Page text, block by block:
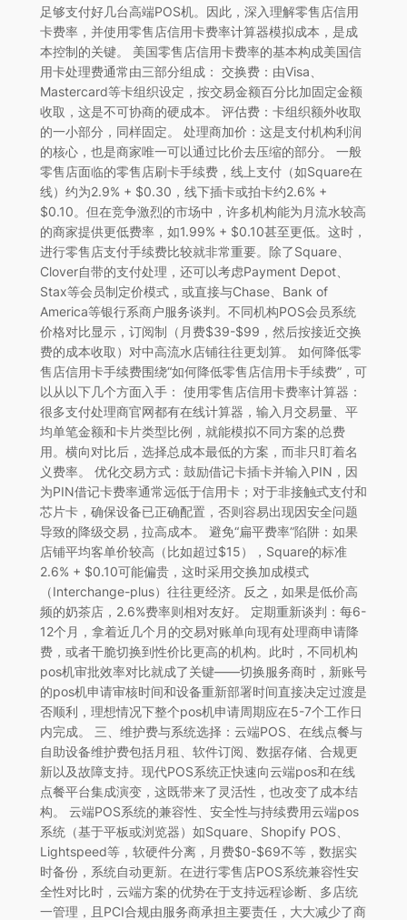
足够支付好几台高端POS机。因此，深入理解零售店信用
卡费率，并使用零售店信用卡费率计算器模拟成本，是成
本控制的关键。 美国零售店信用卡费率的基本构成美国信
用卡处理费通常由三部分组成： 交换费：由Visa、
Mastercard等卡组织设定，按交易金额百分比加固定金额
收取，这是不可协商的硬成本。 评估费：卡组织额外收取
的一小部分，同样固定。 处理商加价：这是支付机构利润
的核心，也是商家唯一可以通过比价去压缩的部分。 一般
零售店面临的零售店刷卡手续费，线上支付（如Square在
线）约为2.9% + $0.30，线下插卡或拍卡约2.6% +
$0.10。但在竞争激烈的市场中，许多机构能为月流水较高
的商家提供更低费率，如1.99% + $0.10甚至更低。这时，
进行零售店支付手续费比较就非常重要。除了Square、
Clover自带的支付处理，还可以考虑Payment Depot、
Stax等会员制定价模式，或直接与Chase、Bank of
America等银行系商户服务谈判。不同机构POS会员系统
价格对比显示，订阅制（月费$39-$99，然后按接近交换
费的成本收取）对中高流水店铺往往更划算。 如何降低零
售店信用卡手续费围绕“如何降低零售店信用卡手续费”，可
以从以下几个方面入手： 使用零售店信用卡费率计算器：
很多支付处理商官网都有在线计算器，输入月交易量、平
均单笔金额和卡片类型比例，就能模拟不同方案的总费
用。横向对比后，选择总成本最低的方案，而非只盯着名
义费率。 优化交易方式：鼓励借记卡插卡并输入PIN，因
为PIN借记卡费率通常远低于信用卡；对于非接触式支付和
芯片卡，确保设备已正确配置，否则容易出现因安全问题
导致的降级交易，拉高成本。 避免“扁平费率”陷阱：如果
店铺平均客单价较高（比如超过$15），Square的标准
2.6% + $0.10可能偏贵，这时采用交换加成模式
（Interchange-plus）往往更经济。反之，如果是低价高
频的奶茶店，2.6%费率则相对友好。 定期重新谈判：每6-
12个月，拿着近几个月的交易对账单向现有处理商申请降
费，或者干脆切换到性价比更高的机构。此时，不同机构
pos机审批效率对比就成了关键——切换服务商时，新账号
的pos机申请审核时间和设备重新部署时间直接决定过渡是
否顺利，理想情况下整个pos机申请周期应在5-7个工作日
内完成。 三、维护费与系统选择：云端POS、在线点餐与
自助设备维护费包括月租、软件订阅、数据存储、合规更
新以及故障支持。现代POS系统正快速向云端pos和在线
点餐平台集成演变，这既带来了灵活性，也改变了成本结
构。 云端POS系统的兼容性、安全性与持续费用云端pos
系统（基于平板或浏览器）如Square、Shopify POS、
Lightspeed等，软硬件分离，月费$0-$69不等，数据实
时备份，系统自动更新。在进行零售店POS系统兼容性安
全性对比时，云端方案的优势在于支持远程诊断、多店统
一管理，且PCI合规由服务商承担主要责任，大大减少了商